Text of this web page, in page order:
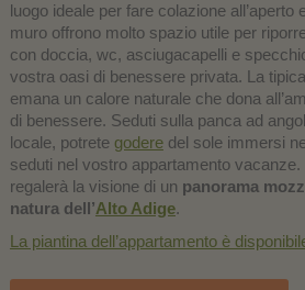
luogo ideale per fare colazione all’aperto
muro offrono molto spazio utile per
con doccia, wc, asciugacapelli e
vostra oasi di benessere privata. La
emana un calore naturale che dona
di benessere. Seduti sulla panca ad
locale, potrete goderedel sole immersi
seduti nel vostro appartamento vacanze.
regalerà la visione di un panorama
natura dell’Alto Adige.
La piantina dell’appartamento è